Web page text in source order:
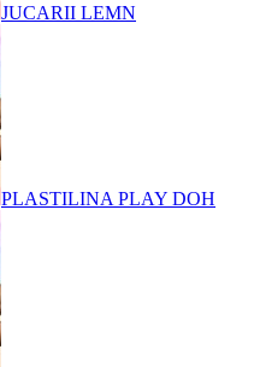
JUCARII LEMN
PLASTILINA PLAY DOH